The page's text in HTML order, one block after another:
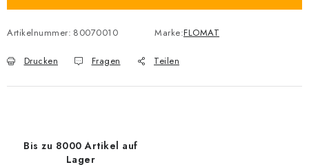
Artikelnummer: 80070010 Marke:FLOMAT
Drucken Fragen Teilen
Bis zu 8000 Artikel auf
Lager